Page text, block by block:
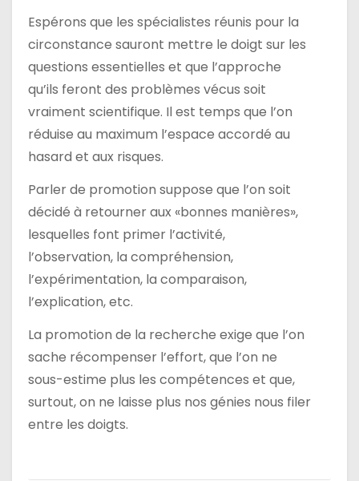
Espérons que les spécialistes réunis pour la
circonstance sauront mettre le doigt sur les
questions essentielles et que l’approche
qu’ils feront des problèmes vécus soit
vraiment scientifique. Il est temps que l’on
réduise au maximum l’espace accordé au
hasard et aux risques.
Parler de promotion suppose que l’on soit
décidé à retourner aux «bonnes manières»,
lesquelles font primer l’activité,
l’observation, la compréhension,
l’expérimentation, la comparaison,
l’explication, etc.
La promotion de la recherche exige que l’on
sache récompenser l’effort, que l’on ne
sous-estime plus les compétences et que,
surtout, on ne laisse plus nos génies nous filer
entre les doigts.